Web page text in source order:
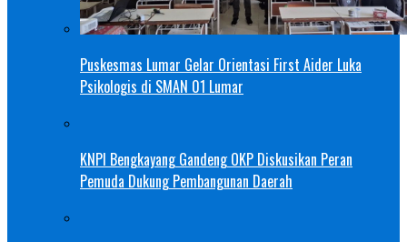
Puskesmas Lumar Gelar Orientasi First Aider Luka
Psikologis di SMAN 01 Lumar
KNPI Bengkayang Gandeng OKP Diskusikan Peran
Pemuda Dukung Pembangunan Daerah